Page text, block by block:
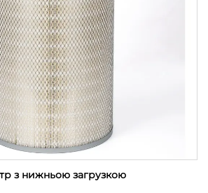
з нижньою загрузкою